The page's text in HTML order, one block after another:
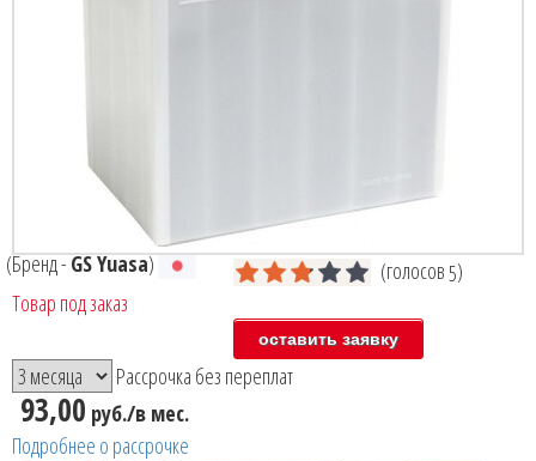
(Бренд -GS Yuasa) (голосов5)
Товар под заказ
Рассрочка без переплат
93,00 руб./в мес.
Подробнее о рассрочке